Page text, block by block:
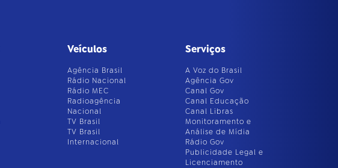
Veículos
Agência Brasil
Rádio Nacional
Rádio MEC
Radioagência
Nacional
TV Brasil
TV Brasil
Internacional
Serviços
A Voz do Brasil
Agência Gov
Canal Gov
Canal Educação
Canal Libras
Monitoramento e
Análise de Mídia
Rádio Gov
Publicidade Legal e
Licenciamento